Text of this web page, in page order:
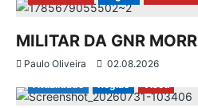
d
e
a
MILITAR DA GNR
Paulo Oliveira
02.08.2026